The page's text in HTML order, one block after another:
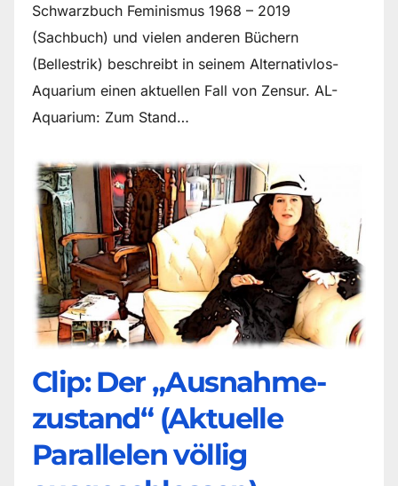
Schwarzbuch Feminismus 1968 – 2019
(Sachbuch) und vielen anderen Büchern
(Bellestrik) beschreibt in seinem Alternativlos-
Aquarium einen aktuellen Fall von Zensur. AL-
Aquarium: Zum Stand…
Clip: Der „Ausnahme-
zustand“ (Aktuelle
Parallelen völlig